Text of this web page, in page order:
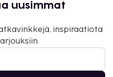
uusimmat
inspiraatiota